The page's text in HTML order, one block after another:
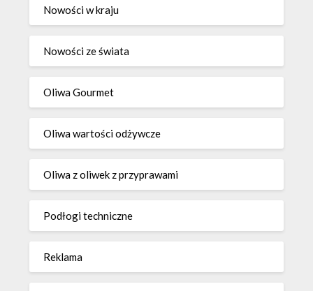
Nowości w kraju
Nowości ze świata
Oliwa Gourmet
Oliwa wartości odżywcze
Oliwa z oliwek z przyprawami
Podłogi techniczne
Reklama